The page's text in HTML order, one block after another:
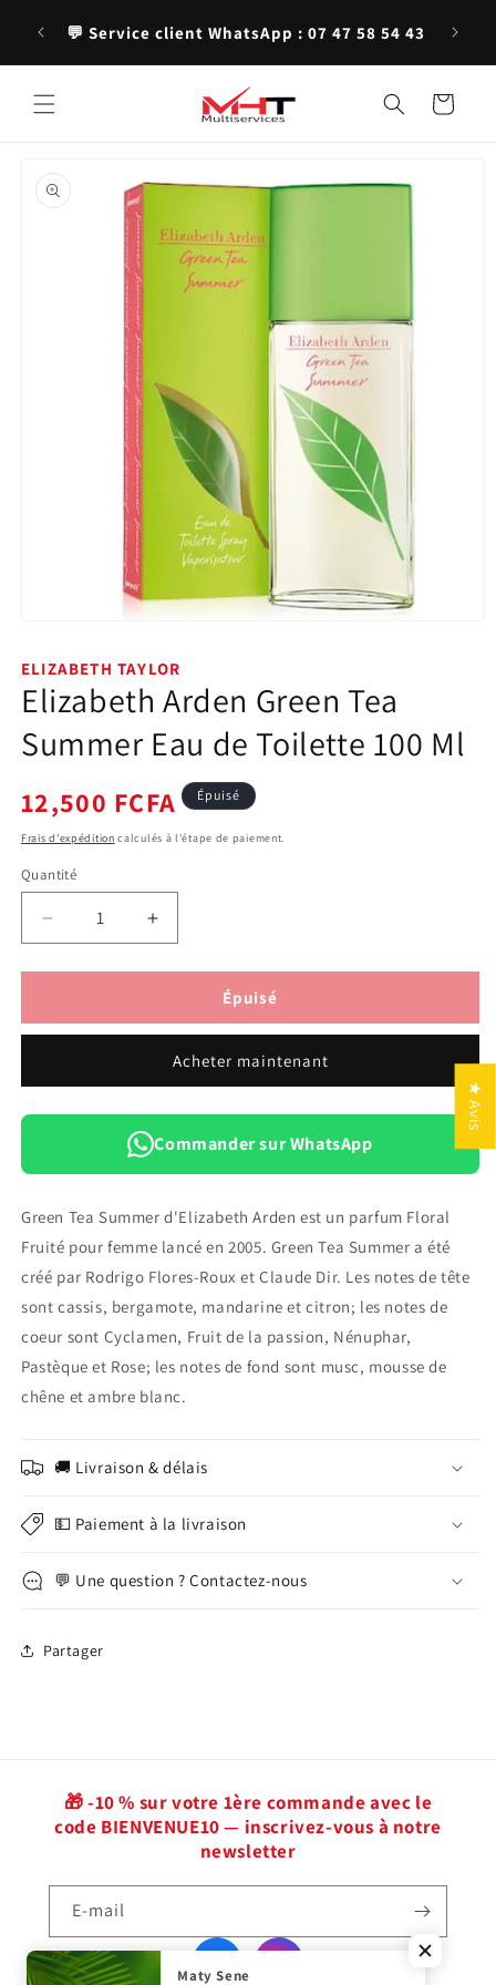
passer
au
contenu
💬 Service client WhatsApp : 07 47 58 54 43 ✨
Panier
informations
produits
média
1
dans
une
modale
ELIZABETH TAYLOR
Elizabeth Arden Green Tea
Summer Eau de Toilette 100 Ml
Prix
habituel
12,500 FCFA Épuisé
Frais d'expédition calculés à l'étape de paiement.
Quantité
Quantité
Réduire
la
quantité
Elizabeth
Tea
Summer
100
Ml
Augmenter
la
quantité
Elizabeth
Green
Tea
Summer
Eau
de
100
Ml
Épuisé
Acheter maintenant
Commander sur WhatsApp
Green Tea Summer d'Elizabeth Arden est un parfum Floral
Fruité pour femme lancé en 2005. Green Tea Summer a été
créé par Rodrigo Flores-Roux et Claude Dir. Les notes de tête
sont cassis, bergamote, mandarine et citron; les notes de
coeur sont Cyclamen, Fruit de la passion, Nénuphar,
Pastèque et Rose; les notes de fond sont musc, mousse de
chêne et ambre blanc.
🚚 Livraison & délais
💵 Paiement à la livraison
💬 Une question ? Contactez-nous
Partager
🎁 -10 % sur votre 1ère commande avec le
code BIENVENUE10 — inscrivez-vous à notre
newsletter
E-mail
Facebook
★ Avis
Maty Sene